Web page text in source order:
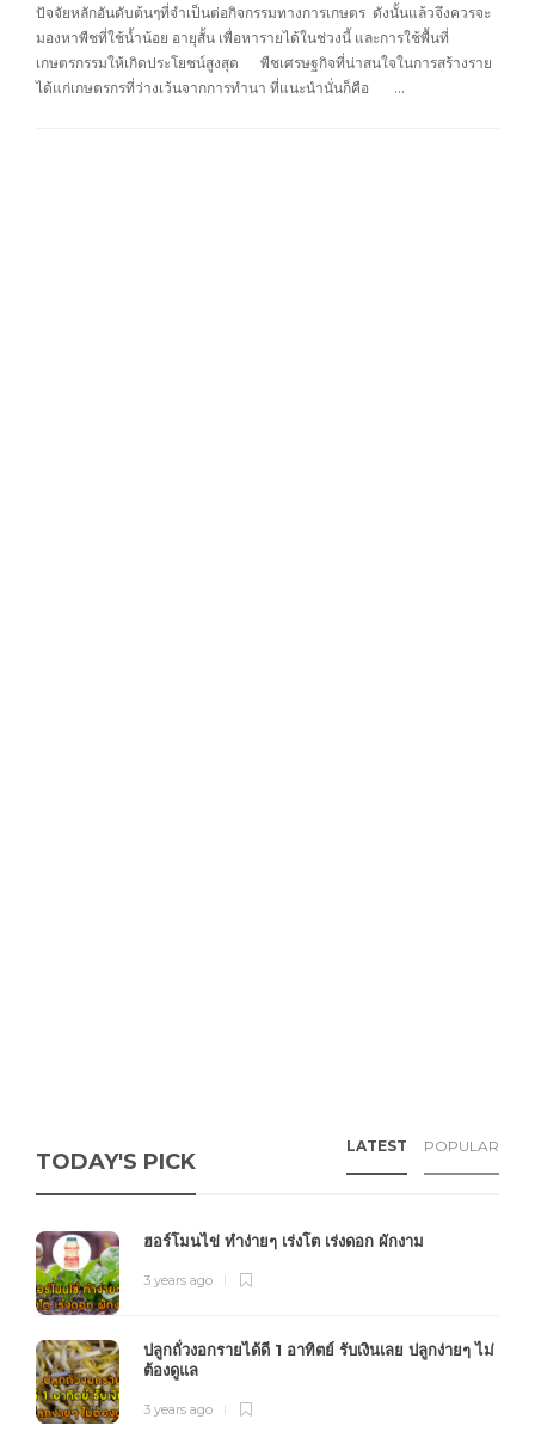
ปัจจัยหลักอันดับต้นๆที่จำเป็นต่อกิจกรรมทางการเกษตร ดังนั้นแล้วจึงควรจะ
มองหาพืชที่ใช้น้ำน้อย อายุสั้น เพื่อหารายได้ในช่วงนี้ และการใช้พื้นที่
เกษตรกรรมให้เกิดประโยชน์สูงสุด พืชเศรษฐกิจที่น่าสนใจในการสร้างราย
ได้แก่เกษตรกรที่ว่างเว้นจากการทำนา ที่แนะนำนั่นก็คือ …
TODAY'S PICK
LATEST POPULAR
ฮอร์โมนไข่ ทำง่ายๆ เร่งโต เร่งดอก ผักงาม
3 years ago
ปลูกถั่วงอกรายได้ดี 1 อาทิตย์ รับเงินเลย ปลูกง่ายๆ ไม่
ต้องดูแล
3 years ago